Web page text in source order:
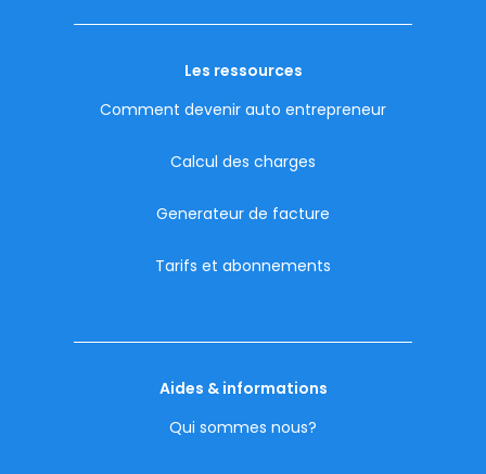
Les ressources
Comment devenir auto entrepreneur
Calcul des charges
Generateur de facture
Tarifs et abonnements
Aides & informations
Qui sommes nous?